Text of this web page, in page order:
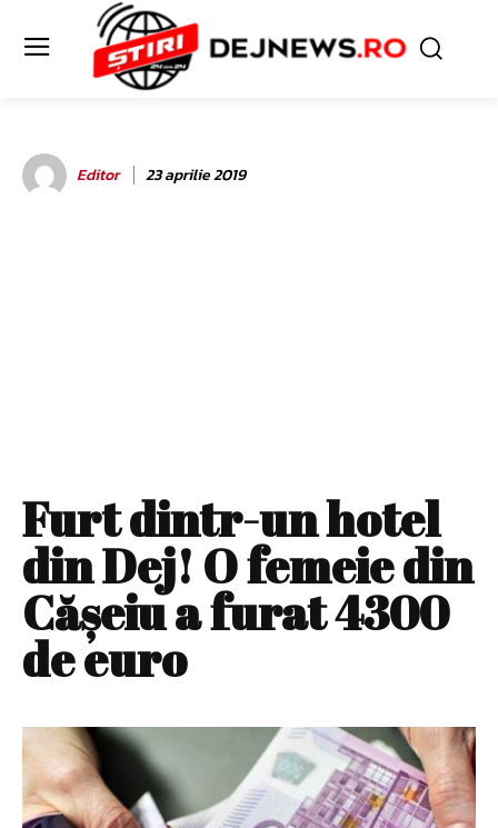
Editor 23 aprilie 2019
Furt dintr-un hotel
din Dej! O femeie din
Căşeiu a furat 4300
de euro